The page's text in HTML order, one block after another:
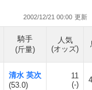
2002/12/21 00:00
騎手
(斤量)
人気
(オッズ)
清水 英次
(53.0)
11
(-)